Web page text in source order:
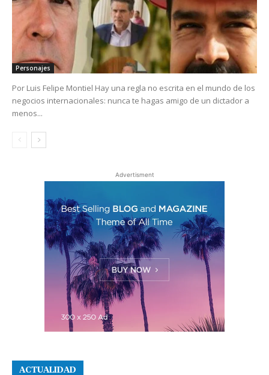
Personajes
Por Luis Felipe Montiel Hay una regla no escrita en el mundo de los
negocios internacionales: nunca te hagas amigo de un dictador a
menos...
Advertisment
ACTUALIDAD